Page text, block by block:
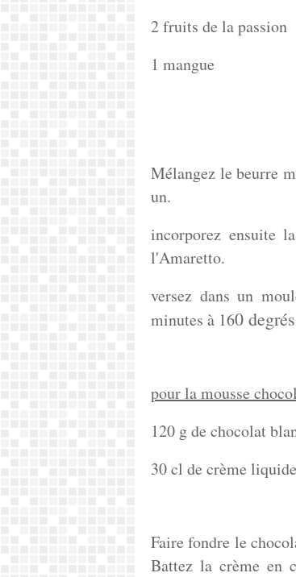
2 fruits de la passion
1 mangue
Mélangez le beurre
un.
incorporez ensuite
l'Amaretto.
versez dans un
minutes à 160
pour la mousse
120 g de chocolat
30 cl de crème
Faire fondre le
Battez la crème en